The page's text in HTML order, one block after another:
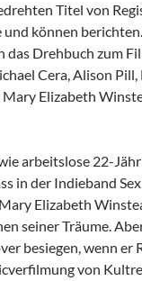
Titel von
können
das Drehbuch zum
Cera, Alison
Elizabeth
arbeitslose 22-
in der Indieband
Elizabeth
seiner Träume.
besiegen, wenn er
von